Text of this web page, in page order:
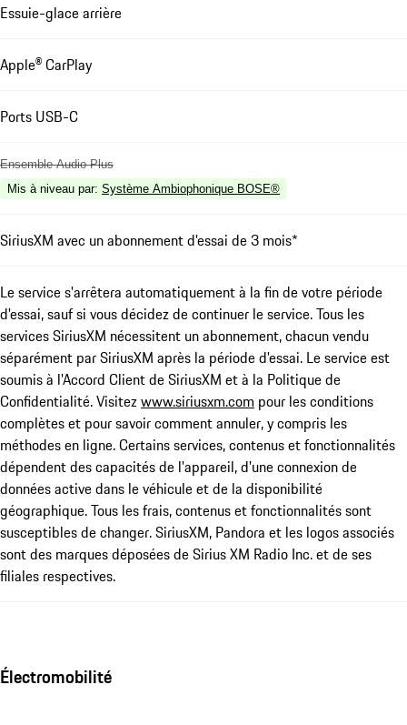
Essuie-glace arrière
Apple® CarPlay
Ports USB-C
Ensemble Audio Plus
Mis à niveau par: Système Ambiophonique BOSE®
SiriusXM avec un abonnement d'essai de 3 mois*
Le service s'arrêtera automatiquement à la fin de votre période
d'essai, sauf si vous décidez de continuer le service. Tous les
services SiriusXM nécessitent un abonnement, chacun vendu
séparément par SiriusXM après la période d'essai. Le service est
soumis à l'Accord Client de SiriusXM et à la Politique de
Confidentialité. Visitezwww.siriusxm.com pour les conditions
complètes et pour savoir comment annuler, y compris les
méthodes en ligne. Certains services, contenus et fonctionnalités
dépendent des capacités de l'appareil, d'une connexion de
données active dans le véhicule et de la disponibilité
géographique. Tous les frais, contenus et fonctionnalités sont
susceptibles de changer. SiriusXM, Pandora et les logos associés
sont des marques déposées de Sirius XM Radio Inc. et de ses
filiales respectives.
Électromobilité